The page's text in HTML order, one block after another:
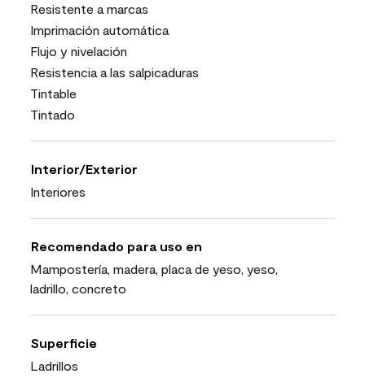
Resistente a marcas
Imprimación automática
Flujo y nivelación
Resistencia a las salpicaduras
Tintable
Tintado
Interior/Exterior
Interiores
Recomendado para uso en
Mampostería, madera, placa de yeso, yeso,
ladrillo, concreto
Superficie
Ladrillos